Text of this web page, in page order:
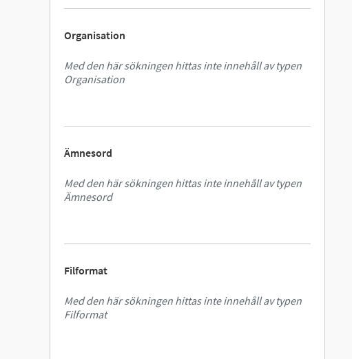
Organisation
Med den här sökningen hittas inte innehåll av typen
Organisation
Ämnesord
Med den här sökningen hittas inte innehåll av typen
Ämnesord
Filformat
Med den här sökningen hittas inte innehåll av typen
Filformat